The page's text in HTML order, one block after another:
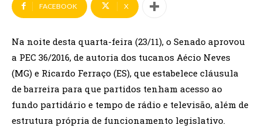
FACEBOOK X
Na noite desta quarta-feira (23/11), o Senado aprovou
a PEC 36/2016, de autoria dos tucanos Aécio Neves
(MG) e Ricardo Ferraço (ES), que estabelece cláusula
de barreira para que partidos tenham acesso ao
fundo partidário e tempo de rádio e televisão, além de
estrutura própria de funcionamento legislativo.